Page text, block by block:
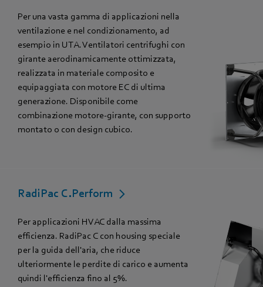
Per una vasta gamma di applicazioni nella
ventilazione e nel condizionamento, ad
esempio in UTA. Ventilatori centrifughi con
girante aerodinamicamente ottimizzata,
realizzata in materiale composito e
equipaggiata con motore EC di ultima
generazione. Disponibile come
combinazione motore-girante, con supporto
montato o con design cubico.
RadiPac C.Perform
Per applicazioni HVAC dalla massima
efficienza. RadiPac C con housing speciale
per la guida dell'aria, che riduce
ulteriormente le perdite di carico e aumenta
quindi l'efficienza fino al 5%.